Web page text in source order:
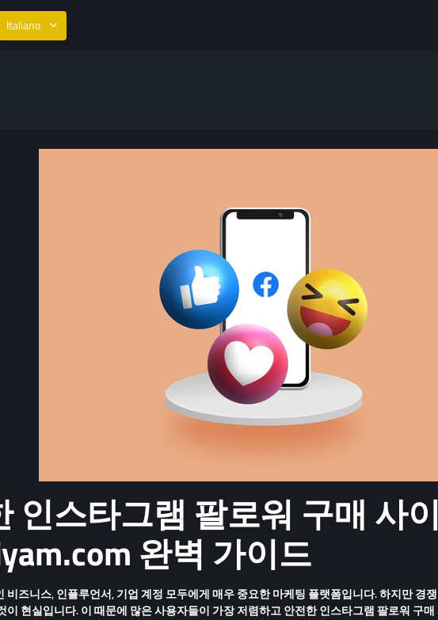
Italiano
인스타그램 팔로워 구매 사
완벽 가이드
비즈니스, 인플루언서, 기업 계정 모두에게 매우 중요한 마케팅 플랫폼입니다. 하지만 경
이 현실입니다. 이 때문에 많은 사용자들이가장 저렴하고 안전한 인스타그램 팔로워 구